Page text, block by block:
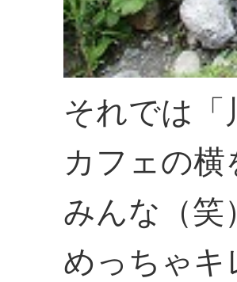
それでは「
カフェの
みんな（笑
めっちゃキ